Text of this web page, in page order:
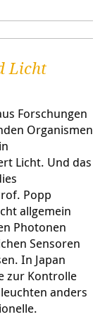
Licht
Forschungen
Organismen
Licht. Und das
Popp
allgemein
Photonen
Sensoren
In Japan
zur Kontrolle
anders